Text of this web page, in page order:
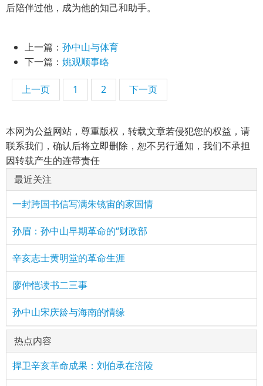
后陪伴过他，成为他的知己和助手。
上一篇： 孙中山与体育
下一篇： 姚观顺事略
上一页 1 2 下一页
本网为公益网站，尊重版权，转载文章若侵犯您的权益，请
联系我们，确认后将立即删除，恕不另行通知，我们不承担
因转载产生的连带责任
最近关注
一封跨国书信写满朱镜宙的家国情
孙眉：孙中山早期革命的“财政部
辛亥志士黄明堂的革命生涯
廖仲恺读书二三事
孙中山宋庆龄与海南的情缘
热点内容
捍卫辛亥革命成果：刘伯承在涪陵